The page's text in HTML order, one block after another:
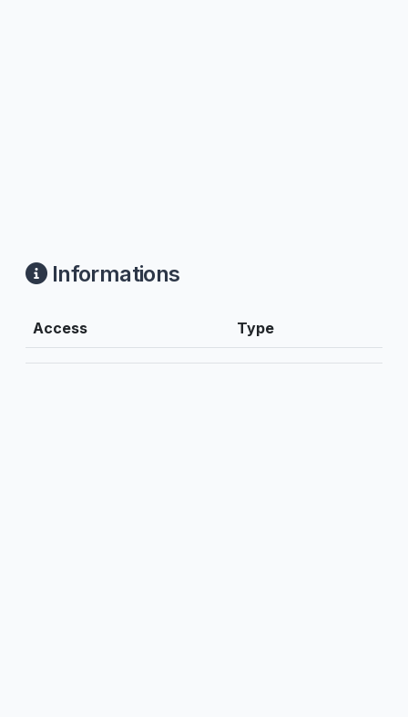
Informations
Access Type